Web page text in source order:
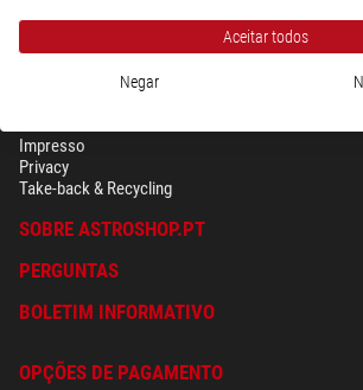
Impresso
Privacy
Take-back & Recycling
SOBRE ASTROSHOP.PT
PERGUNTAS
BOLETIM INFORMATIVO
OPÇÕES DE PAGAMENTO
Aceitar todos
Negar